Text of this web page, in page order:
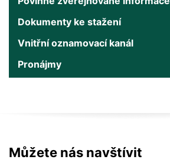
Dokumenty ke stažení
Vnitřní oznamovací kanál
Pronájmy
Můžete nás navštívit